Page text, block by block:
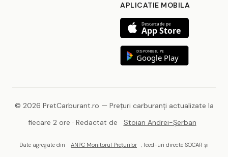
APLICATIE MOBILA
Descarca de pe
App Store
DISPONIBIL PE
Google Play
© 2026 PretCarburant.ro — Prețuri carburanți actualizate la
fiecare 2 ore · Redactat de
Stoian Andrei-Șerban
Date agregate din ANPC Monitorul Prețurilor , feed-uri directe SOCAR și